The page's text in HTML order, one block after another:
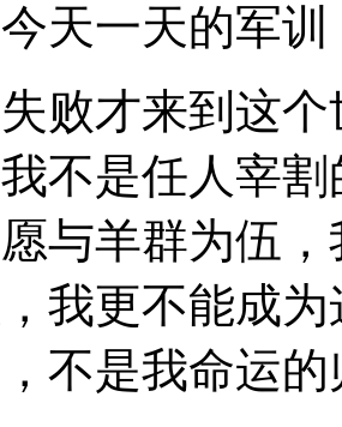
天一天的军
败才来到这
不是任人宰
与羊群为伍
我更不能成
不是我命运的